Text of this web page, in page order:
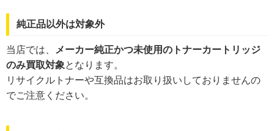
純正品以外は対象外
当店では、 メーカー純正かつ未使用のトナーカートリッジ
のみ買取対象となります。
リサイクルトナーや互換品はお取り扱いしておりませんの
でご注意ください。